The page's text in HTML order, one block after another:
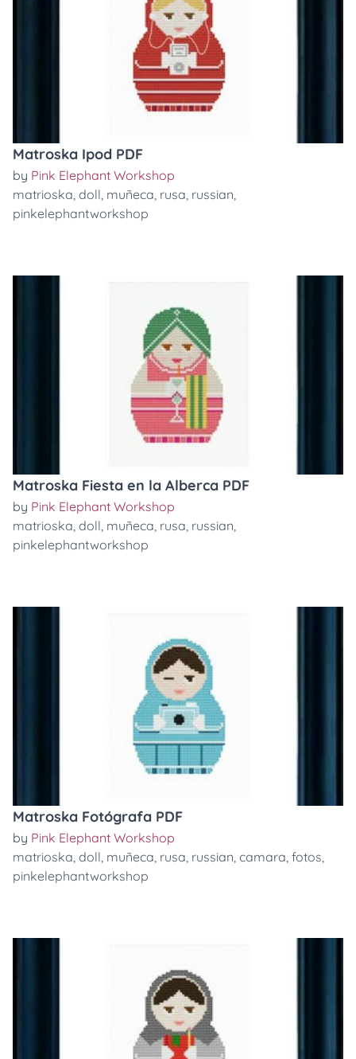
Matroska Ipod PDF
by Pink Elephant Workshop
matrioska, doll, muñeca, rusa, russian,
pinkelephantworkshop
Matroska Fiesta en la Alberca PDF
by Pink Elephant Workshop
matrioska, doll, muñeca, rusa, russian,
pinkelephantworkshop
Matroska Fotógrafa PDF
by Pink Elephant Workshop
matrioska, doll, muñeca, rusa, russian, camara, fotos,
pinkelephantworkshop